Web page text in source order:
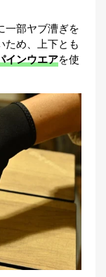
一部ヤブ漕ぎを
ため、上下とも
インウエアを使